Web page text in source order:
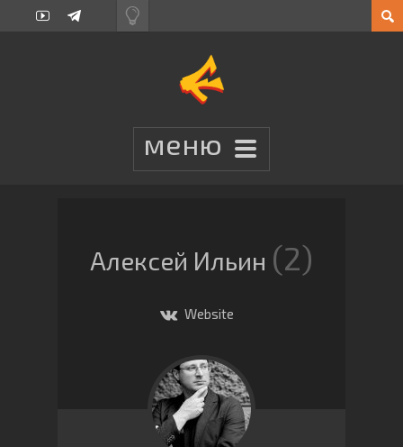
Алексей Ильин 2
Website